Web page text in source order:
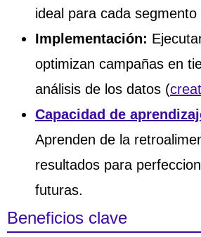
ideal para cada segmento
Implementación:
optimizan campañas en
análisis de los datos (
Capacidad de
Aprenden de la
resultados para
futuras.
Beneficios clave